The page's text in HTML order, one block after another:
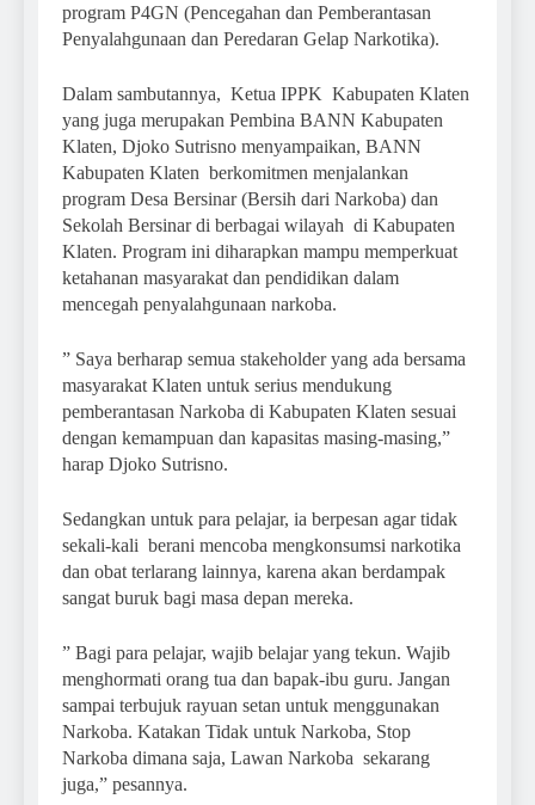
program P4GN (Pencegahan dan Pemberantasan
Penyalahgunaan dan Peredaran Gelap Narkotika).
Dalam sambutannya, Ketua IPPK Kabupaten Klaten
yang juga merupakan Pembina BANN Kabupaten
Klaten, Djoko Sutrisno menyampaikan, BANN
Kabupaten Klaten berkomitmen menjalankan
program Desa Bersinar (Bersih dari Narkoba) dan
Sekolah Bersinar di berbagai wilayah di Kabupaten
Klaten. Program ini diharapkan mampu memperkuat
ketahanan masyarakat dan pendidikan dalam
mencegah penyalahgunaan narkoba.
” Saya berharap semua stakeholder yang ada bersama
masyarakat Klaten untuk serius mendukung
pemberantasan Narkoba di Kabupaten Klaten sesuai
dengan kemampuan dan kapasitas masing-masing,”
harap Djoko Sutrisno.
Sedangkan untuk para pelajar, ia berpesan agar tidak
sekali-kali berani mencoba mengkonsumsi narkotika
dan obat terlarang lainnya, karena akan berdampak
sangat buruk bagi masa depan mereka.
” Bagi para pelajar, wajib belajar yang tekun. Wajib
menghormati orang tua dan bapak-ibu guru. Jangan
sampai terbujuk rayuan setan untuk menggunakan
Narkoba. Katakan Tidak untuk Narkoba, Stop
Narkoba dimana saja, Lawan Narkoba sekarang
juga,” pesannya.